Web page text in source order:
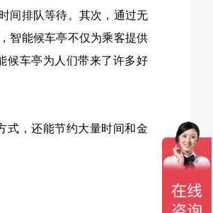
间排队等待。其次，通过无
智能候车亭不仅为乘客提供
候车亭为人们带来了许多好
式，还能节约大量时间和金